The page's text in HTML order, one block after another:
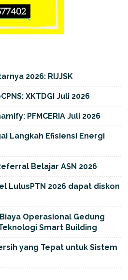
2026: RIJJSK
XKTDGI Juli 2026
PFMCERIA Juli 2026
Langkah Efisiensi Energi
Belajar ASN 2026
LulusPTN 2026 dapat diskon
Operasional Gedung
Smart Building
yang Tepat untuk Sistem